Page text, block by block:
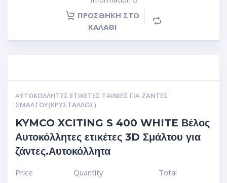
ΠΡΟΣΘΉΚΗ ΣΤΟ
ΚΑΛΆΘΙ
ΑΥΤΟΚΌΛΛΗΤΕΣ ΕΤΙΚΈΤΕΣ ΤΑΙΝΊΕΣ ΓΙΑ ΖΆΝΤΕΣ
ΣΜΆΛΤΟΥ(ΚΡΎΣΤΑΛΛΟΣ)
KYMCO XCITING S 400 WHITE Βέλος
Αυτοκόλλητες ετικέτες 3D Σμάλτου για
ζάντες.Αυτοκόλλητα
Price
Quantity
Total